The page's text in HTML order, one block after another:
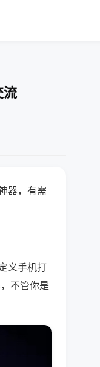
流
器，有需
义手机打
不管你是